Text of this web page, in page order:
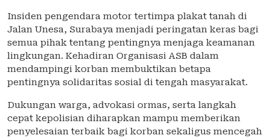
Insiden pengendara motor tertimpa plakat tanah di
Jalan Unesa, Surabaya menjadi peringatan keras bagi
semua pihak tentang pentingnya menjaga keamanan
lingkungan. Kehadiran Organisasi ASB dalam
mendampingi korban membuktikan betapa
pentingnya solidaritas sosial di tengah masyarakat.
Dukungan warga, advokasi ormas, serta langkah
cepat kepolisian diharapkan mampu memberikan
penyelesaian terbaik bagi korban sekaligus mencegah